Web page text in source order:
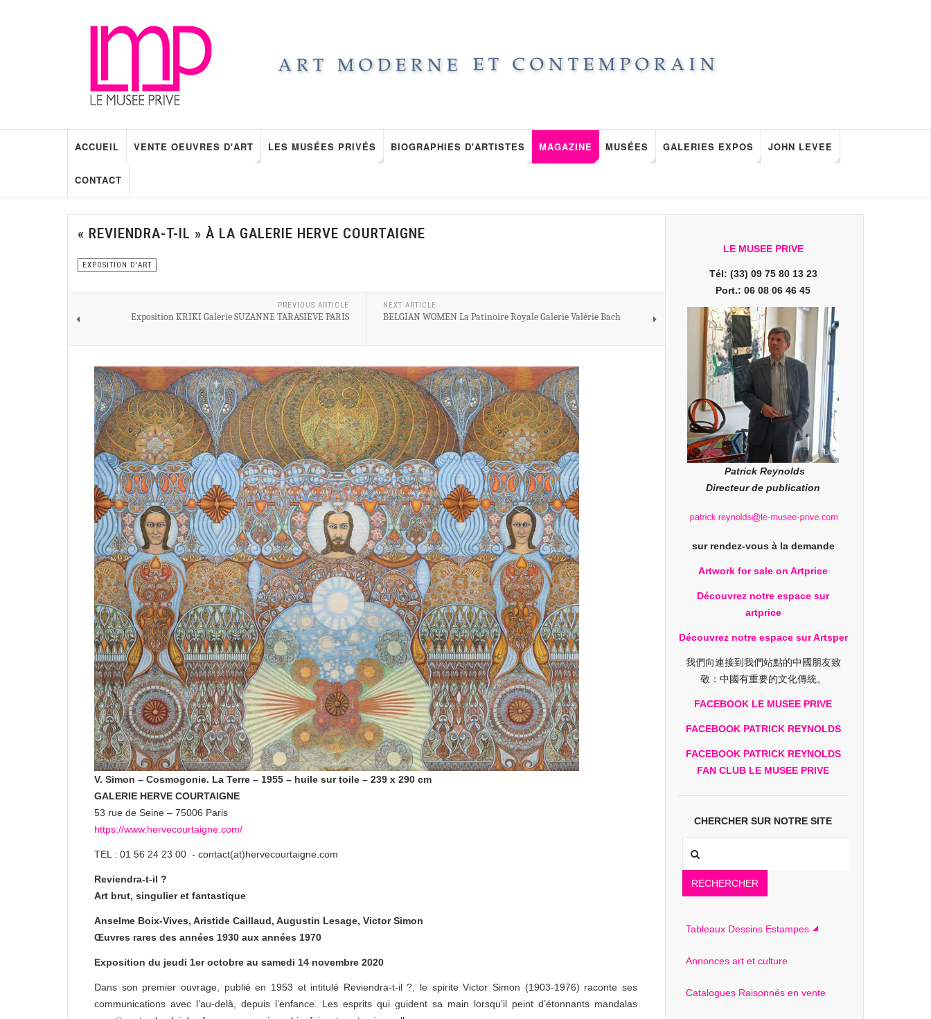
ACCUEIL VENTE OEUVRES D'ART LES MUSÉES PRIVÉS BIOGRAPHIES D'ARTISTES MAGAZINE MUSÉES GALERIES EXPOS JOHN LEVEE
CONTACT
« REVIENDRA-T-IL » À LA GALERIE HERVE COURTAIGNE
EXPOSITION D'ART
PREVIOUS ARTICLE
Exposition KRIKI Galerie SUZANNE TARASIEVE PARIS
NEXT ARTICLE
BELGIAN WOMEN La Patinoire Royale Galerie Valérie Bach
V. Simon – Cosmogonie. La Terre – 1955 – huile sur toile – 239 x 290 cm
GALERIE HERVE COURTAIGNE
53 rue de Seine – 75006 Paris
https://www.hervecourtaigne.com/
TEL : 01 56 24 23 00 - contact(at)hervecourtaigne.com
Reviendra-t-il ?
Art brut, singulier et fantastique
Anselme Boix-Vives, Aristide Caillaud, Augustin Lesage, Victor Simon
Œuvres rares des années 1930 aux années 1970
Exposition du jeudi 1er octobre au samedi 14 novembre 2020
Dans son premier ouvrage, publié en 1953 et intitulé Reviendra-t-il ?, le spirite Victor Simon (1903-1976) raconte ses
communications avec l’au-delà, depuis l’enfance. Les esprits qui guident sa main lorsqu’il peint d’étonnants mandalas
LE MUSEE PRIVE
Tél: (33) 09 75 80 13 23
Port.: 06 08 06 46 45
Patrick Reynolds
Directeur de publication
sur rendez-vous à la demande
Artwork for sale on Artprice
Découvrez notre espace sur
artprice
Découvrez notre espace sur Artsper
我們向連接到我們站點的中國朋友致
敬：中國有重要的文化傳統。
FACEBOOK LE MUSEE PRIVE
FACEBOOK PATRICK REYNOLDS
FACEBOOK PATRICK REYNOLDS
FAN CLUB LE MUSEE PRIVE
CHERCHER SUR NOTRE SITE
RECHERCHER
Tableaux Dessins Estampes
Annonces art et culture
Catalogues Raisonnés en vente